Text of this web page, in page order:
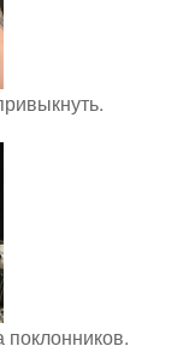
поклонников.